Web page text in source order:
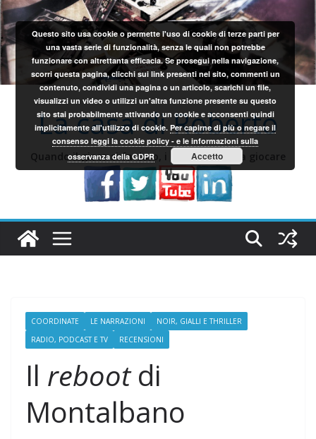
Salta
al
contenuto
La casa di Roberto
Quando il gioco si fa duro, i sardi iniziano a giocare
COORDINATE LE NARRAZIONI
NOIR, GIALLI E THRILLER
RADIO, PODCAST E TV
RECENSIONI
Il rebootdi
Montalbano
Questo sito usa cookie o permette l'uso di cookie di terze parti per
una vasta serie di funzionalità, senza le quali non potrebbe
funzionare con altrettanta efficacia. Se prosegui nella navigazione,
scorri questa pagina, clicchi sui link presenti nel sito, commenti un
contenuto, condividi una pagina o un articolo, scarichi un file,
visualizzi un video o utilizzi un'altra funzione presente su questo
sito stai probabilmente attivando un cookie e acconsenti quindi
implicitamente all'utilizzo di cookie.Per capirne di più o negare il
consenso leggi la cookie policy - e le informazioni sulla
osservanza della GDPR
Accetto